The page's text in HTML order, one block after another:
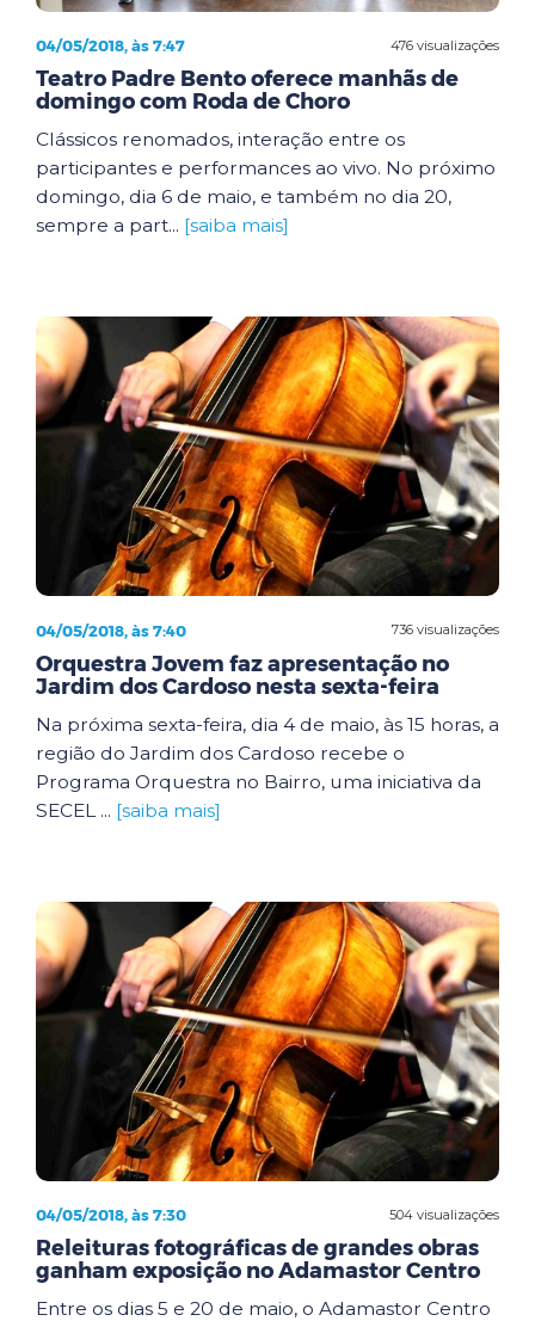
476 visualizações
04/05/2018, às 7:47
Teatro Padre Bento oferece manhãs de
domingo com Roda de Choro
Clássicos renomados, interação entre os
participantes e performances ao vivo. No próximo
domingo, dia 6 de maio, e também no dia 20,
sempre a part... [saiba mais]
736 visualizações
04/05/2018, às 7:40
Orquestra Jovem faz apresentação no
Jardim dos Cardoso nesta sexta-feira
Na próxima sexta-feira, dia 4 de maio, às 15 horas, a
região do Jardim dos Cardoso recebe o
Programa Orquestra no Bairro, uma iniciativa da
SECEL ... [saiba mais]
504 visualizações
04/05/2018, às 7:30
Releituras fotográficas de grandes obras
ganham exposição no Adamastor Centro
Entre os dias 5 e 20 de maio, o Adamastor Centro